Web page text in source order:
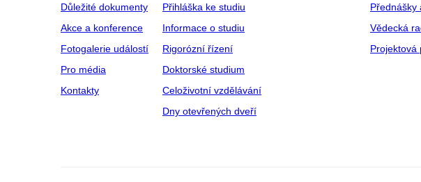
Důležité dokumenty
Akce a konference
Fotogalerie událostí
Pro média
Kontakty
Přihláška ke studiu
Informace o studiu
Rigorózní řízení
Doktorské studium
Celoživotní vzdělávání
Dny otevřených dveří
Přednášky
Vědecká
Projektová